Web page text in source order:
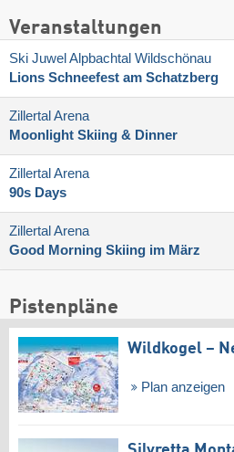
Veranstaltungen
Ski Juwel Alpbachtal Wildschönau
Lions Schneefest am Schatzberg
Zillertal Arena
Moonlight Skiing & Dinner
Zillertal Arena
90s Days
Zillertal Arena
Good Morning Skiing im März
Pistenpläne
Wildkogel –
Plan anzeigen